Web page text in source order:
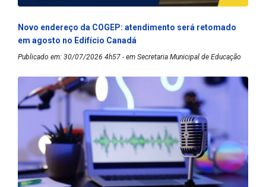
Novo endereço da COGEP: atendimento será retomado
em agosto no Edifício Canadá
Publicado em: 30/07/2026 4h57 - em Secretaria Municipal de Educação